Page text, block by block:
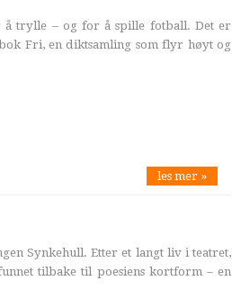
trylle – og for å spille fotball. Det er
Fri, en diktsamling som flyr høyt og
les mer »
Synkehull. Etter et langt liv i teatret,
tilbake til poesiens kortform – en